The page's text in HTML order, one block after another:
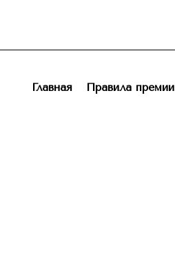
Главная Правила премии